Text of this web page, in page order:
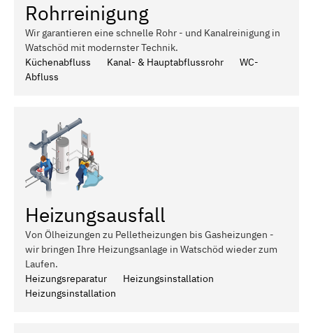
Rohrreinigung
Wir garantieren eine schnelle Rohr - und Kanalreinigung in
Watschöd mit modernster Technik.
Küchenabfluss
Kanal- & Hauptabflussrohr
WC-
Abfluss
Heizungsausfall
Von Ölheizungen zu Pelletheizungen bis Gasheizungen -
wir bringen Ihre Heizungsanlage in Watschöd wieder zum
Laufen.
Heizungsreparatur
Heizungsinstallation
Heizungsinstallation